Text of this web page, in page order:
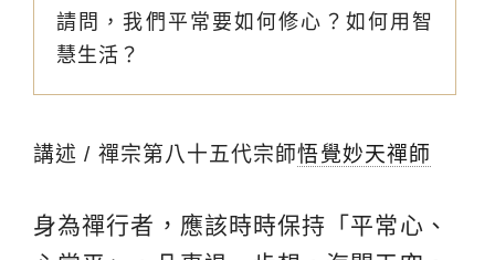
請問，我們平常要如何修心？如何用智
慧生活？
講述 / 禪宗第八十五代宗師悟覺妙天禪師
身為禪行者，應該時時保持「平常心、